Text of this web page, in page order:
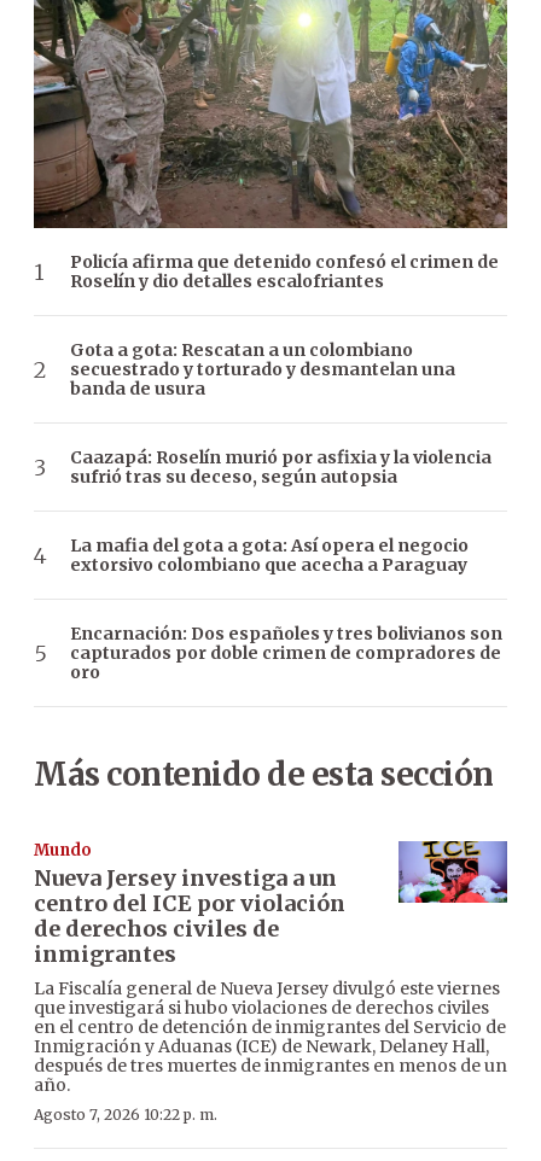
Policía afirma que detenido confesó el crimen de
Roselín y dio detalles escalofriantes
Gota a gota: Rescatan a un colombiano
secuestrado y torturado y desmantelan una
banda de usura
Caazapá: Roselín murió por asfixia y la violencia
sufrió tras su deceso, según autopsia
La mafia del gota a gota: Así opera el negocio
extorsivo colombiano que acecha a Paraguay
Encarnación: Dos españoles y tres bolivianos son
capturados por doble crimen de compradores de
oro
Más contenido de esta sección
Mundo
Nueva Jersey investiga a un
centro del ICE por violación
de derechos civiles de
inmigrantes
La Fiscalía general de Nueva Jersey divulgó este viernes
que investigará si hubo violaciones de derechos civiles
en el centro de detención de inmigrantes del Servicio de
Inmigración y Aduanas (ICE) de Newark, Delaney Hall,
después de tres muertes de inmigrantes en menos de un
año.
Agosto 7, 2026 10:22 p. m.